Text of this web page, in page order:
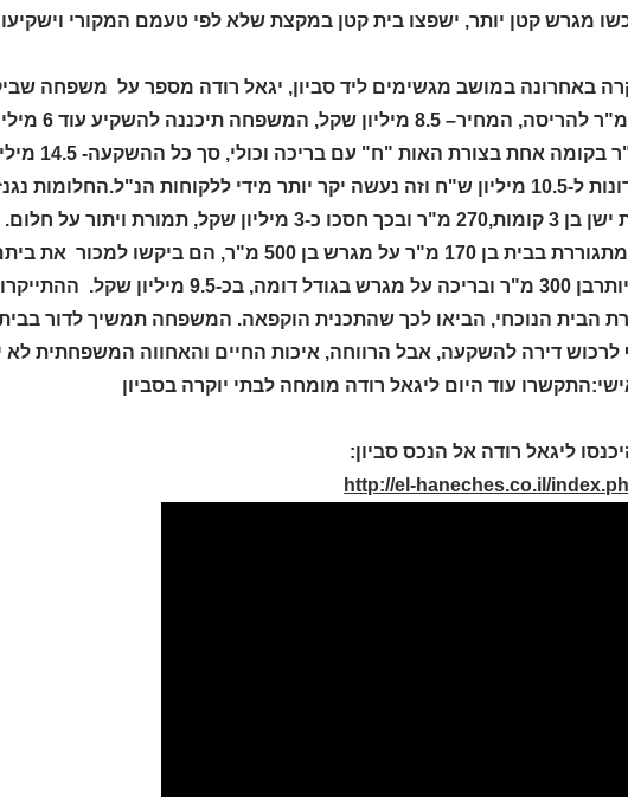
מגרש קטן יותר, ישפצו בית קטן במקצת שלא לפי טעמם המקורי
דונם עם בית ישן בן
יוקרתי ומעוצב
התייקרה בשנתיים האחרונות ל-10.5 מיליון ש"ח וזה נעשה יקר יותר מידי ללקוחות
משפחה ממושב מזור שמתגוררת בבית בן 170 מ"ר על מגרש בן 500
לילדים ולקנות בית גדול יותרבן 300 מ"ר ובריכה על מגרש
הבית הנוכחי, הביאו לכך שהתכנית הוקפאה. המשפחה תמשיך לדור בבית
לרכוש דירה להשקעה, אבל הרווחה, איכות החיים והאחווה המשפחתית לא
עוד היום ליגאל רודה מומחה לבתי יוקרה בסביון
ליגאל רודה אל הנכס סביון:
http://el-haneches.co.il/